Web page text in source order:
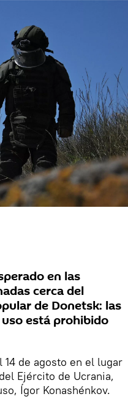
en las
cerca del
de Donetsk: las
está prohibido
de agosto en el lugar
Ejército de Ucrania,
Ígor Konashénkov.